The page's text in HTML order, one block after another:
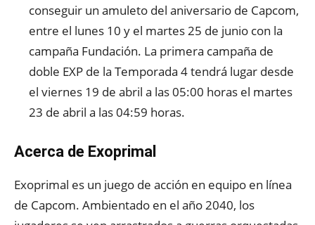
conseguir un amuleto del aniversario de Capcom,
entre el lunes 10 y el martes 25 de junio con la
campaña Fundación. La primera campaña de
doble EXP de la Temporada 4 tendrá lugar desde
el viernes 19 de abril a las 05:00 horas el martes
23 de abril a las 04:59 horas.
Acerca de Exoprimal
Exoprimal es un juego de acción en equipo en línea
de Capcom. Ambientado en el año 2040, los